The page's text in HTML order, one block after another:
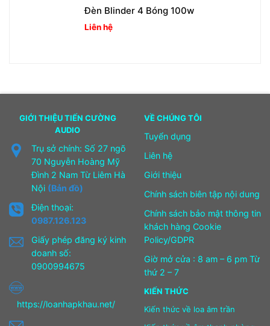
Đèn Blinder 4 Bóng 100w
Liên hệ
GIỚI THIỆU TIẾN CƯỜNG
AUDIO
Trụ sở chính: Số 27 ngõ
70 Nguyễn Hoàng Mỹ
Đình 2 Nam Từ Liêm Hà
Nội (Bản đồ)
Điện thoại:
0987.126.123
Giấy phép đăng ký kinh
doanh số:
0900994675
https://loanhapkhau.net/
VỀ CHÚNG TÔI
Tuyển dụng
Liên hệ
Giới thiệu
Chính sách biên tập nội dung
Chính sách bảo mật thông tin
khách hàng Cookie
Policy/GDPR
Giờ mở cửa : 8 am – 6 pm Từ
thứ 2 – 7
KIẾN THỨC
Kiến thức về loa âm trần